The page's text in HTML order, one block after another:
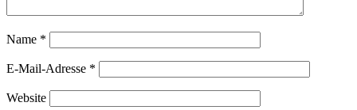
Name *
E-Mail-Adresse *
Website